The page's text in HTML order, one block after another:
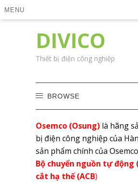
MENU
DIVICO
Thiết bị điện công nghiệp
BROWSE
Osemco (Osung) là hãng
bị điện công nghiệp của
sản phẩm chính của
Bộ chuyển nguồn tự động
cắt hạ thế (ACB)